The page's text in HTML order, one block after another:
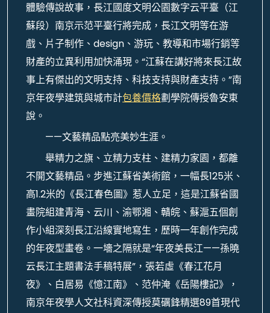
體驗傳說故事，長江國度文明公園數字云平臺（江
蘇段）南京示范平臺行將完成，長江文明等在游
戲、片子制作、design、游玩、教導和市場行銷等
財產的立異利用加快涌現。“江蘇在講好將來長江故
事上有傑出的文明支持、科技支持與財產支持。”南
京年夜學建筑與城市計包養價格劃學院傳授魯安東
說。
——文藝精品點亮美妙生涯。
舉精力之旗、立精力支柱、建精力家園，都離
不開文藝精品。步進江蘇省美術館，一幅長125米、
高1.2米的《長江春色圖》惹人立足，這是江蘇省國
畫院組建青海、云川、渝鄂湘、贛皖、蘇滬五個創
作小組深刻長江沿線實地寫生，歷時一年創作完成
的年夜型畫卷。一墻之隔就是“年夜美長江——孫曉
云長江主題書法手稿特展”，張若虛《春江花月
夜》、白居易《憶江南》、范仲淹《岳陽樓記》，
南京年夜學人文社科資深傳授莫礪鋒精選89首現代